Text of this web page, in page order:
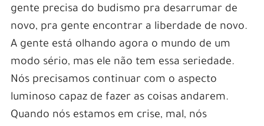
gente precisa do budismo pra desarrumar de
novo, pra gente encontrar a liberdade de novo.
A gente está olhando agora o mundo de um
modo sério, mas ele não tem essa seriedade.
Nós precisamos continuar com o aspecto
luminoso capaz de fazer as coisas andarem.
Quando nós estamos em crise, mal, nós